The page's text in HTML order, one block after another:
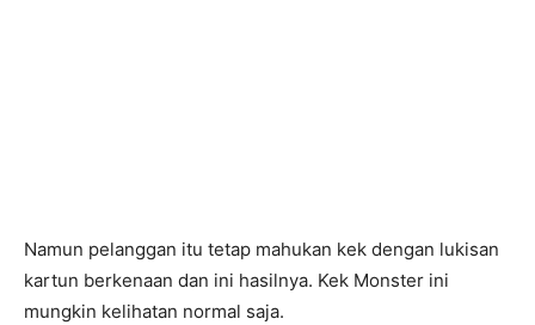
Namun pelanggan itu tetap mahukan kek dengan lukisan
kartun berkenaan dan ini hasilnya. Kek Monster ini
mungkin kelihatan normal saja.